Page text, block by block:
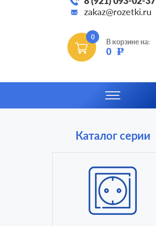
zakaz@rozetki.ru
0
В корзине на:
0 Р
Каталог серии